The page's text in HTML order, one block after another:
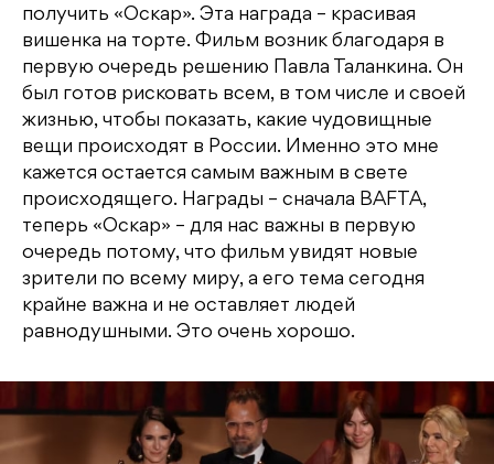
получить «Оскар». Эта награда – красивая
вишенка на торте. Фильм возник благодаря в
первую очередь решению Павла Таланкина. Он
был готов рисковать всем, в том числе и своей
жизнью, чтобы показать, какие чудовищные
вещи происходят в России. Именно это мне
кажется остается самым важным в свете
происходящего. Награды – сначала BAFTA,
теперь «Оскар» – для нас важны в первую
очередь потому, что фильм увидят новые
зрители по всему миру, а его тема сегодня
крайне важна и не оставляет людей
равнодушными. Это очень хорошо.